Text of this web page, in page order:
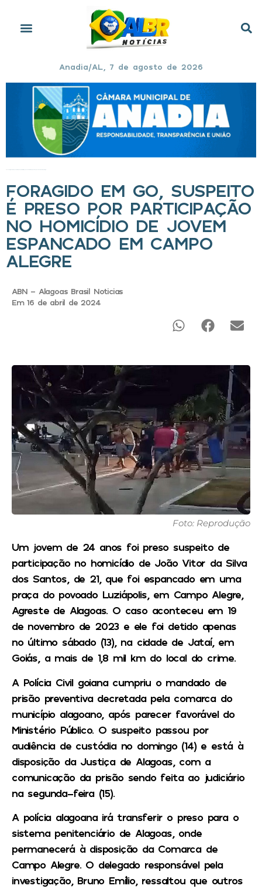
Anadia/AL, 7 de agosto de 2026
FORAGIDO EM GO, SUSPEITO
É PRESO POR PARTICIPAÇÃO
NO HOMICÍDIO DE JOVEM
ESPANCADO EM CAMPO
ALEGRE
ABN - Alagoas Brasil Noticias
Em 16 de abril de 2024
Foto: Reprodução
Um jovem de 24 anos foi preso suspeito de
participação no homicídio de João Vitor da Silva
dos Santos, de 21, que foi espancado em uma
praça do povoado Luziápolis, em Campo Alegre,
Agreste de Alagoas. O caso aconteceu em 19
de novembro de 2023 e ele foi detido apenas
no último sábado (13), na cidade de Jataí, em
Goiás, a mais de 1,8 mil km do local do crime.
A Polícia Civil goiana cumpriu o mandado de
prisão preventiva decretada pela comarca do
município alagoano, após parecer favorável do
Ministério Público. O suspeito passou por
audiência de custódia no domingo (14) e está à
disposição da Justiça de Alagoas, com a
comunicação da prisão sendo feita ao judiciário
na segunda-feira (15).
A polícia alagoana irá transferir o preso para o
sistema penitenciário de Alagoas, onde
permanecerá à disposição da Comarca de
Campo Alegre. O delegado responsável pela
investigação, Bruno Emílio, ressaltou que outros